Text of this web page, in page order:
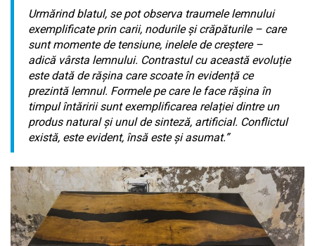
Urmărind blatul, se pot observa traumele lemnului
exemplificate prin carii, nodurile și crăpăturile – care
sunt momente de tensiune, inelele de creștere –
adică vârsta lemnului. Contrastul cu această evoluție
este dată de rășina care scoate în evidență ce
prezintă lemnul. Formele pe care le face rășina în
timpul întăririi sunt exemplificarea relației dintre un
produs natural și unul de sinteză, artificial. Conflictul
există, este evident, însă este și asumat.”